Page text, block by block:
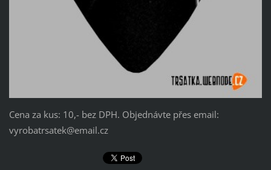
Cena za kus: 10,- bez DPH. Objednávte přes email:
vyrobatrsatek@email.cz